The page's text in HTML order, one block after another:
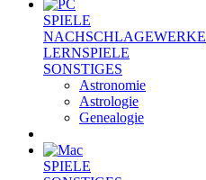
SPIELE
NACHSCHLAGEWERKE
LERNSPIELE
SONSTIGES
Astronomie
Astrologie
Genealogie
SPIELE